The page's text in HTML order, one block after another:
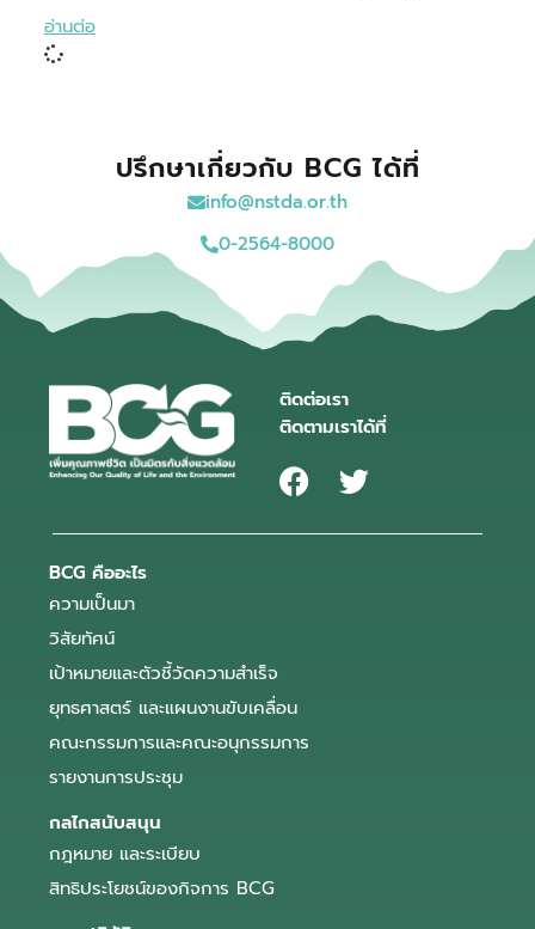
อ่านต่อ
ปรึกษาเกี่ยวกับ BCG ได้ที่
info@nstda.or.th
0-2564-8000
ติดต่อเรา
ติดตามเราได้ที่
BCG คืออะไร
ความเป็นมา
วิสัยทัศน์
เป้าหมายและตัวชี้วัดความสำเร็จ
ยุทธศาสตร์ และแผนงานขับเคลื่อน
คณะกรรมการและคณะอนุกรรมการ
รายงานการประชุม
กลไกสนับสนุน
กฎหมาย และระเบียบ
สิทธิประโยชน์ของกิจการ BCG